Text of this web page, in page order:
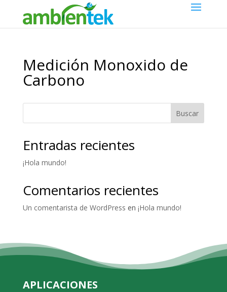
Medición Monoxido de
Carbono
Buscar
Entradas recientes
¡Hola mundo!
Comentarios recientes
Un comentarista de WordPress en ¡Hola mundo!
APLICACIONES